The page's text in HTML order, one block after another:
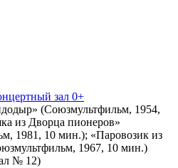
зал 0+
(Союзмультфильм, 1954,
из Дворца пионеров»
1981, 10 мин.); «Паровозик из
1967, 10 мин.)
№ 12)